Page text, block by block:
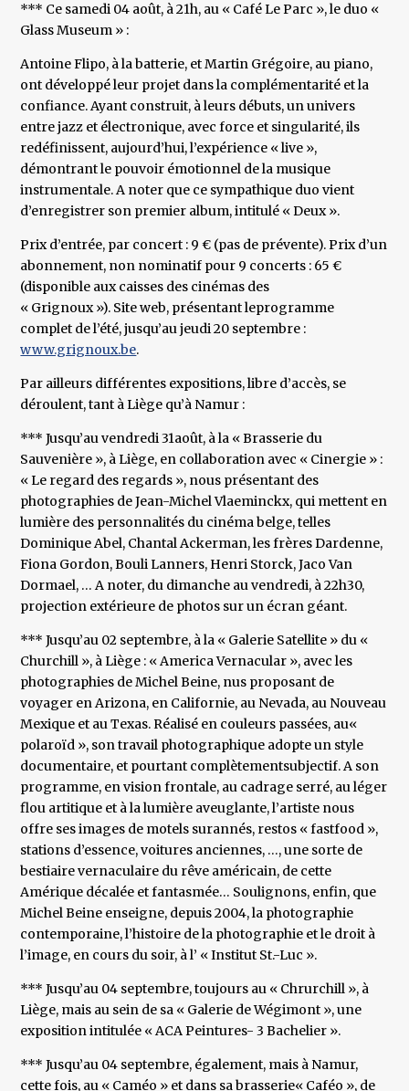
*** Ce samedi 04 août, à 21h, au « Café Le Parc », le duo «
Glass Museum » :
Antoine Flipo, à la batterie, et Martin Grégoire, au piano,
ont développé leur projet dans la complémentarité et la
confiance. Ayant construit, à leurs débuts, un univers
entre jazz et électronique, avec force et singularité, ils
redéfinissent, aujourd’hui, l’expérience « live »,
démontrant le pouvoir émotionnel de la musique
instrumentale. A noter que ce sympathique duo vient
d’enregistrer son premier album, intitulé « Deux ».
Prix d’entrée, par concert : 9 € (pas de prévente). Prix d’un
abonnement, non nominatif pour 9 concerts : 65 €
(disponible aux caisses des cinémas des
« Grignoux »). Site web, présentant leprogramme
complet de l’été, jusqu’au jeudi 20 septembre :
www.grignoux.be.
Par ailleurs différentes expositions, libre d’accès, se
déroulent, tant à Liège qu’à Namur :
*** Jusqu’au vendredi 31août, à la « Brasserie du
Sauvenière », à Liège, en collaboration avec « Cinergie » :
« Le regard des regards », nous présentant des
photographies de Jean-Michel Vlaeminckx, qui mettent en
lumière des personnalités du cinéma belge, telles
Dominique Abel, Chantal Ackerman, les frères Dardenne,
Fiona Gordon, Bouli Lanners, Henri Storck, Jaco Van
Dormael, … A noter, du dimanche au vendredi, à 22h30,
projection extérieure de photos sur un écran géant.
*** Jusqu’au 02 septembre, à la « Galerie Satellite » du «
Churchill », à Liège : « America Vernacular », avec les
photographies de Michel Beine, nus proposant de
voyager en Arizona, en Californie, au Nevada, au Nouveau
Mexique et au Texas. Réalisé en couleurs passées, au«
polaroïd », son travail photographique adopte un style
documentaire, et pourtant complètementsubjectif. A son
programme, en vision frontale, au cadrage serré, au léger
flou artitique et à la lumière aveuglante, l’artiste nous
offre ses images de motels surannés, restos « fastfood »,
stations d’essence, voitures anciennes, …, une sorte de
bestiaire vernaculaire du rêve américain, de cette
Amérique décalée et fantasmée… Soulignons, enfin, que
Michel Beine enseigne, depuis 2004, la photographie
contemporaine, l’histoire de la photographie et le droit à
l’image, en cours du soir, à l’ « Institut St.-Luc ».
*** Jusqu’au 04 septembre, toujours au « Chrurchill », à
Liège, mais au sein de sa « Galerie de Wégimont », une
exposition intitulée « ACA Peintures- 3 Bachelier ».
*** Jusqu’au 04 septembre, également, mais à Namur,
cette fois, au « Caméo » et dans sa brasserie« Caféo », de